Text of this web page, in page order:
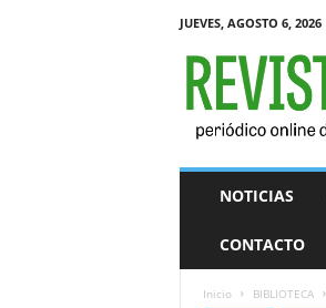
JUEVES, AGOSTO 6, 2026
NOTICIAS
CONTACTO
Inicio BIBLIOTECA